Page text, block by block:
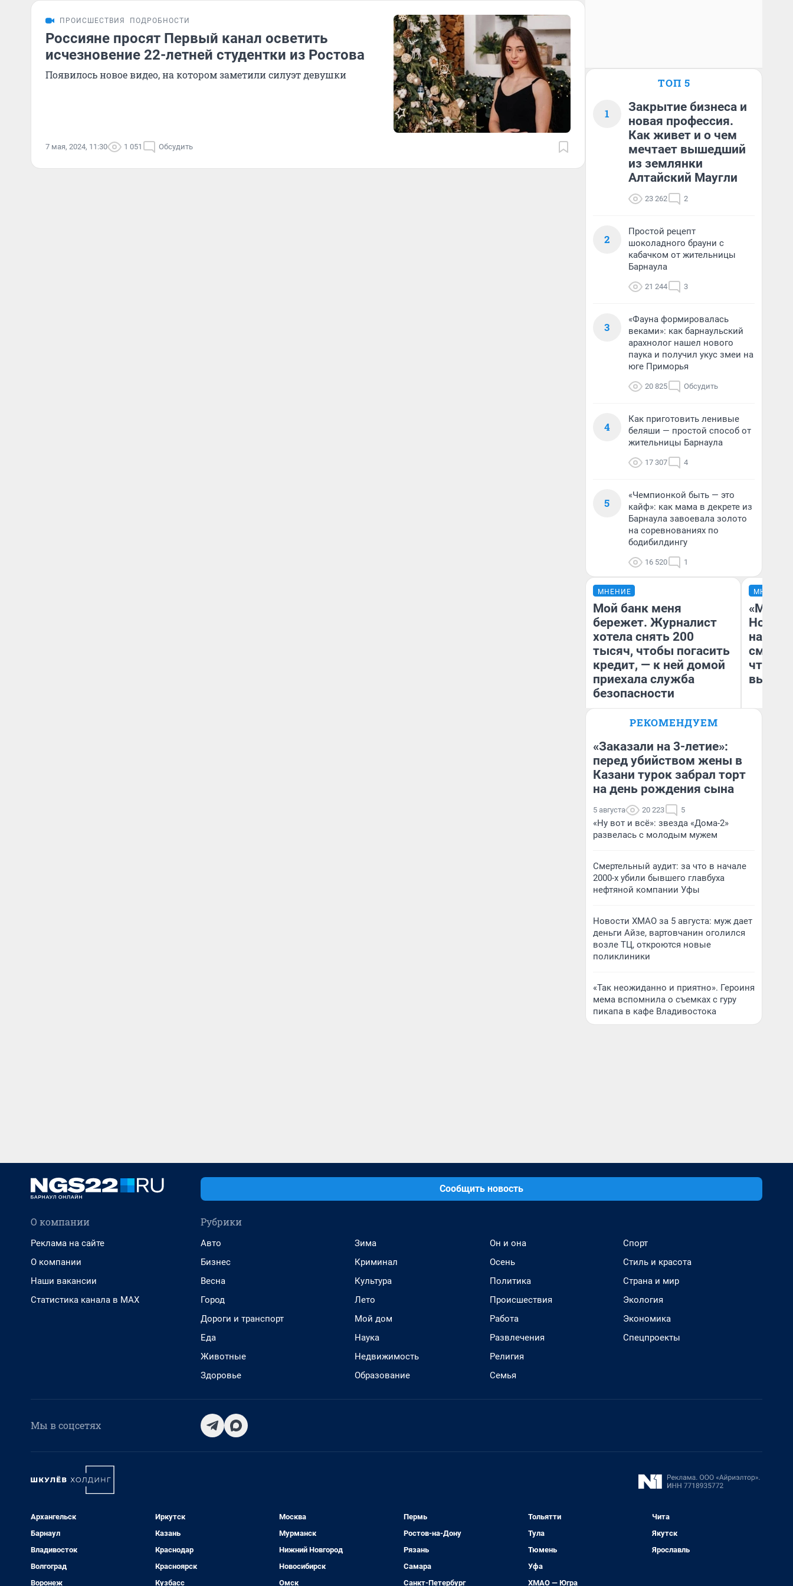
ПРОИСШЕСТВИЯ ПОДРОБНОСТИ
Россияне просят Первый канал осветить
исчезновение 22-летней студентки из Ростова
Появилось новое видео, на котором заметили силуэт девушки
7 мая, 2024, 11:30 1 051 Обсудить
ТОП 5
1
Закрытие бизнеса и
новая профессия.
Как живет и о чем
мечтает вышедший
из землянки
Алтайский Маугли
23 262 2
2
Простой рецепт
шоколадного брауни с
кабачком от жительницы
Барнаула
21 244 3
3
«Фауна формировалась
веками»: как барнаульский
арахнолог нашел нового
паука и получил укус змеи на
юге Приморья
20 825 Обсудить
4
Как приготовить ленивые
беляши — простой способ от
жительницы Барнаула
17 307 4
5
«Чемпионкой быть — это
кайф»: как мама в декрете из
Барнаула завоевала золото
на соревнованиях по
бодибилдингу
16 520 1
МНЕНИЕ
Мой банк меня
бережет. Журналист
хотела снять 200
тысяч, чтобы погасить
кредит, — к ней домой
приехала служба
безопасности
Ксения Владимирская
МНЕНИЕ
«Мы
чтобы
РЕКОМЕНДУЕМ
«Заказали на 3-летие»:
перед убийством жены в
Казани турок забрал торт
на день рождения сына
5 августа 20 223 5
«Ну вот и всё»: звезда «Дома-2»
развелась с молодым мужем
Смертельный аудит: за что в начале
2000-х убили бывшего главбуха
нефтяной компании Уфы
Новости ХМАО за 5 августа: муж дает
деньги Айзе, вартовчанин оголился
возле ТЦ, откроются новые
поликлиники
«Так неожиданно и приятно». Героиня
мема вспомнила о съемках с гуру
пикапа в кафе Владивостока
Сообщить новость
О компании
Реклама на сайте
О компании
Наши вакансии
Статистика канала в MAX
Рубрики
Авто
Бизнес
Весна
Город
Дороги и транспорт
Еда
Животные
Здоровье
Зима
Криминал
Культура
Лето
Мой дом
Наука
Недвижимость
Образование
Он и она
Осень
Политика
Происшествия
Работа
Развлечения
Религия
Семья
Спорт
Стиль и красота
Страна и мир
Экология
Экономика
Спецпроекты
Мы в соцсетях
Архангельск
Барнаул
Владивосток
Волгоград
Воронеж
Иркутск
Казань
Краснодар
Красноярск
Кузбасс
Москва
Мурманск
Нижний Новгород
Новосибирск
Омск
Пермь
Ростов-на-Дону
Рязань
Самара
Санкт-Петербург
Тольятти
Тула
Тюмень
Уфа
ХМАО — Югра
Чита
Якутск
Ярославль